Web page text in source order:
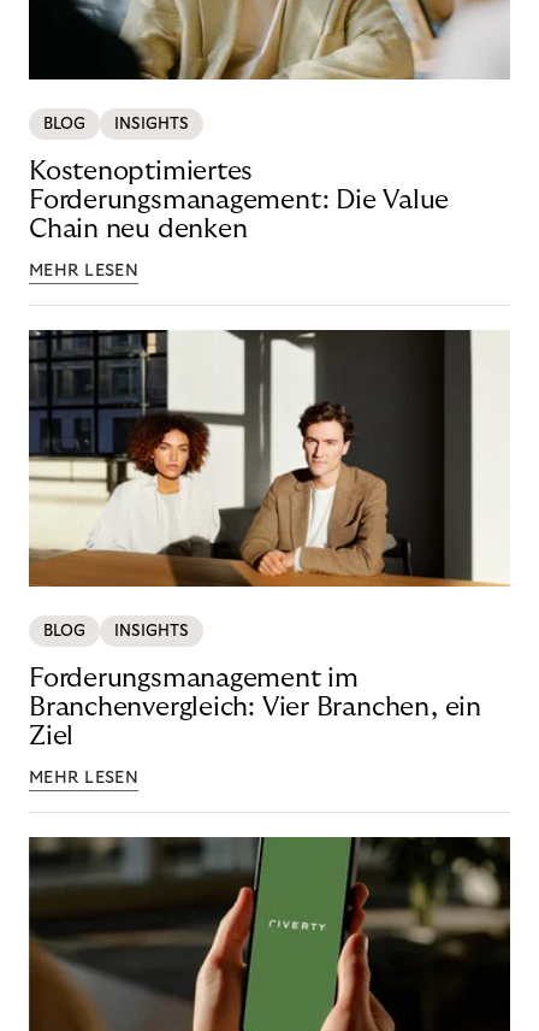
BLOG INSIGHTS
Kostenoptimiertes
Forderungsmanagement: Die Value
Chain neu denken
MEHR LESEN
BLOG INSIGHTS
Forderungsmanagement im
Branchenvergleich: Vier Branchen, ein
Ziel
MEHR LESEN